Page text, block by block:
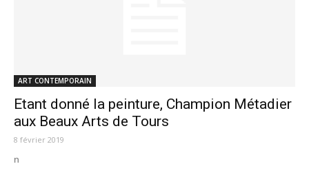
ART CONTEMPORAIN
Etant donné la peinture, Champion Métadier
aux Beaux Arts de Tours
8 février 2019
n